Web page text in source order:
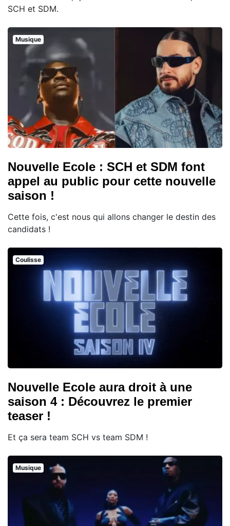
SCH et SDM.
Musique
Nouvelle Ecole : SCH et SDM font
appel au public pour cette nouvelle
saison !
Cette fois, c'est nous qui allons changer le destin des
candidats !
Coulisse
Nouvelle Ecole aura droit à une
saison 4 : Découvrez le premier
teaser !
Et ça sera team SCH vs team SDM !
Musique